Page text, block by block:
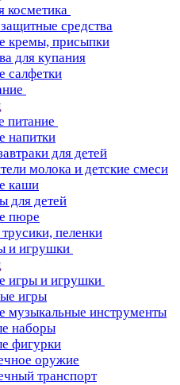
косметика
средства
кремы, присыпки
для купания
салфетки
питание
напитки
для детей
молока и детские смеси
каши
для детей
пюре
пеленки
и игрушки
игры и игрушки
игры
музыкальные инструменты
наборы
фигурки
оружие
транспорт